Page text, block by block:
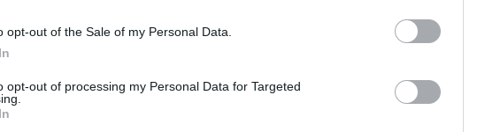
opt-out of the Sale of my Personal Data.
opt-out of processing my Personal Data for Targeted
refuerza su compromiso con la
alineándose con el propósito de
La compañía destaca el papel de la
estratégico durante la menopausia,
acompañamiento personalizado y